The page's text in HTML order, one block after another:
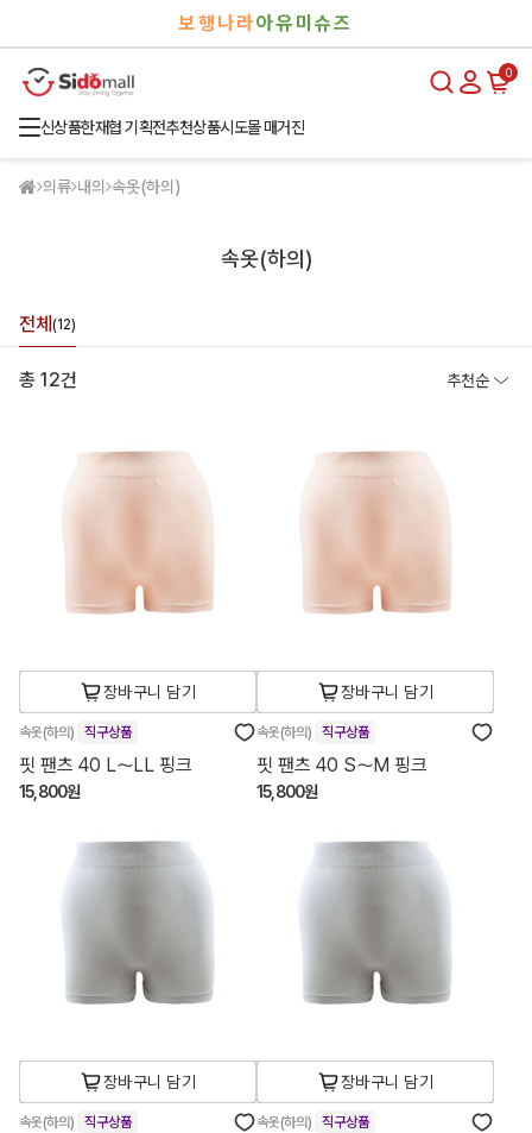
보행나라아유미슈즈
0
신상품한재협 기획전추천상품시도몰 매거진
의류 내의 속옷(하의)
속옷(하의)
전체 (12)
총 12건 추천순
장바구니 담기
속옷(하의) 직구상품
핏 팬츠 40 L～LL 핑크
15,800원
장바구니 담기
속옷(하의) 직구상품
핏 팬츠 40 S～M 핑크
15,800원
장바구니 담기
속옷(하의) 직구상품
장바구니 담기
속옷(하의) 직구상품